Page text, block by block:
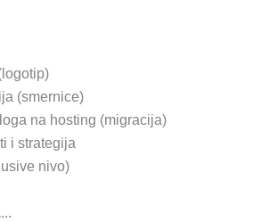
(smernice)
na hosting (migracija)
i strategija
nivo)